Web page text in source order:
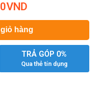
VND
hàng
TRẢ GÓP 0%
Qua thẻ tín dụng